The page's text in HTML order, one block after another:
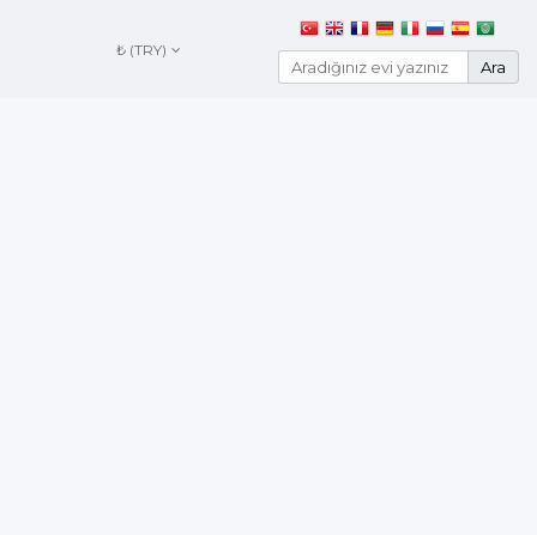
₺ (TRY)
Ara